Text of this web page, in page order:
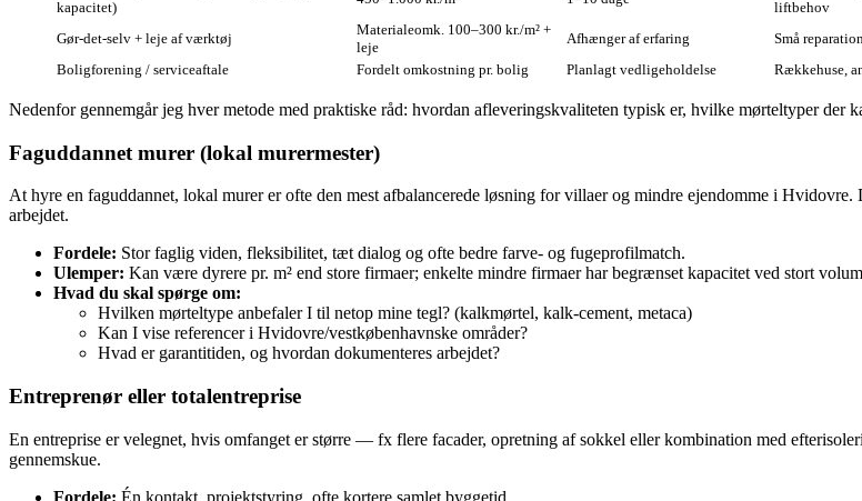
kapacitet)
liftbehov
Gør‑det‑selv + leje af værktøj
Materialeomk. 100–300 kr./m² +
leje
Afhænger af erfaring Små
Boligforening / serviceaftale
Fordelt omkostning pr. bolig Planlagt vedligeholdelse Rækkehuse,
Nedenfor gennemgår jeg hver metode med praktiske råd: hvordan afleveringskvaliteten typisk er, hvilke mørteltyper
Faguddannet murer (lokal murermester)
At hyre en faguddannet, lokal murer er ofte den mest afbalancerede løsning for villaer og mindre ejendomme i
arbejdet.
Fordele: Stor faglig viden, fleksibilitet, tæt dialog og ofte bedre farve‑ og fugeprofilmatch.
Ulemper: Kan være dyrere pr. m² end store firmaer; enkelte mindre firmaer har begrænset kapacitet ved stort
Hvad du skal spørge om:
Hvilken mørteltype anbefaler I til netop mine tegl? (kalkmørtel, kalk‑cement, metaca)
Kan I vise referencer i Hvidovre/vestkøbenhavnske områder?
Hvad er garantitiden, og hvordan dokumenteres arbejdet?
Entreprenør eller totalentreprise
En entreprise er velegnet, hvis omfanget er større — fx flere facader, opretning af sokkel eller kombination med
gennemskue.
Fordele: Én kontakt, projektstyring, ofte kortere samlet byggetid.